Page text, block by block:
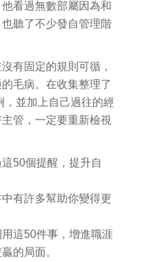
看過無數部屬因為和
聽了不少發自管理階
有固定的規則可循，
毛病。在收集整理了
，並加上自己過往的經
管，一定要重新檢視
50個提醒，提升自
有許多幫助你變得更
這50件事，增進職涯
的局面。